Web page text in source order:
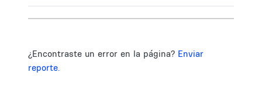
¿Encontraste un error en la página? Enviar
reporte.